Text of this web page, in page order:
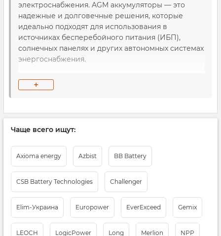
электроснабжения. AGM аккумуляторы — это
надежные и долговечные решения, которые
идеально подходят для использования в
источниках бесперебойного питания (ИБП),
солнечных панелях и других автономных системах
энергоснабжения.
Преимущества AGM аккумуляторов:
цикличности и срок службы до 10 лет.
Безопасность
безопасны для использования внутри
помещений.
Устойчивость к разрядам— AGM
аккумуляторы обладают высокой
устойчивостью к глубоким разрядам.
Универсальность
— подходят для систем
+
Чаще всего ищут:
Axioma energy Azbist BB Battery
CSB Battery Technologies Challenger
Elim-Украина Europower EverExceed Gemix
LEOCH LogicPower Long Merlion NPP